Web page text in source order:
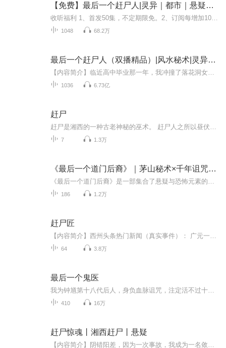
【免费】最后一个赶尸人|灵异｜都市｜悬疑｜Ai多播
1048 68.2万
最后一个赶尸人（双播精品）|风水秘术|灵异传说
1036 6.73亿
赶尸
7 1.3万
《最后一个道门后裔》｜茅山秘术×千年诅咒｜湘西赶尸诡录
186 1.2万
赶尸匠
64 3.8万
最后一个鬼医
410 16万
赶尸惊魂丨湘西赶尸丨悬疑